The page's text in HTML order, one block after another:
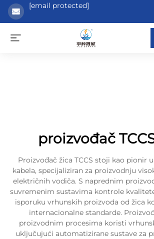
[email protected]
proizvođač
Proizvođač žica TCCS stoji kao pionir
kabela, specijaliziran za proizvodnju
električnih vodiča. S naprednim
suvremenim sustavima kontrole
isporuku vrhunskih proizvoda od žica
internacionalne standarde.
proizvodnim procesima koristi
uključujući automatizirane sustave za